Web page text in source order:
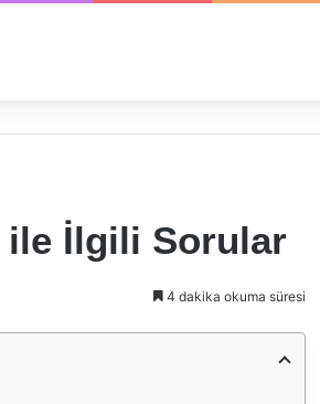
ile İlgili Sorular
4 dakika okuma süresi